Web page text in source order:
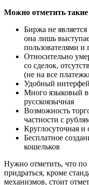
Можно отметить
Биржа не
она лишь
пользователями и
Относительно
со сделок,
(не на все
Удобный
Много языковый
русскоязычная
Возможность
частности с
Круглосуточная и
Бесплатное
кошельков
Нужно отметить, что по
придраться, кроме
механизмов, стоит